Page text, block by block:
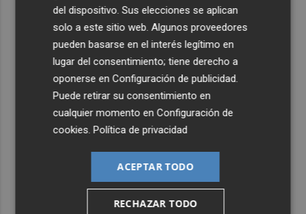
del dispositivo. Sus elecciones se aplican
solo a este sitio web. Algunos proveedores
pueden basarse en el interés legítimo en
lugar del consentimiento; tiene derecho a
oponerse enConfiguración de publicidad
Puede retirar su consentimiento en
cualquier momento enConfiguración de
cookies .Política de privacidad
ACEPTAR TODO
RECHAZAR TODO